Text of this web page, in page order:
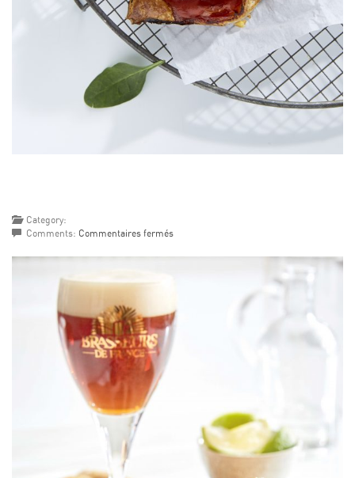
Category:
Comments: Commentaires ferméssur
À
AUX